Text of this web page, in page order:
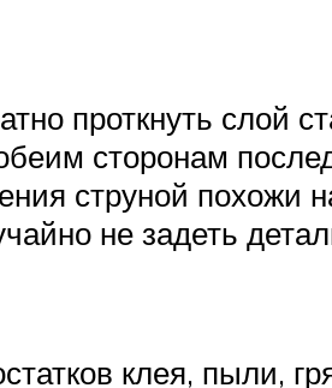
проткнуть слой
сторонам
струной похожи
не задеть
клея, пыли,